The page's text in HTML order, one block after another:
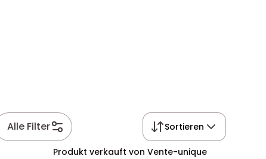
Alle Filter Sortieren
Produkt verkauft von Vente-unique